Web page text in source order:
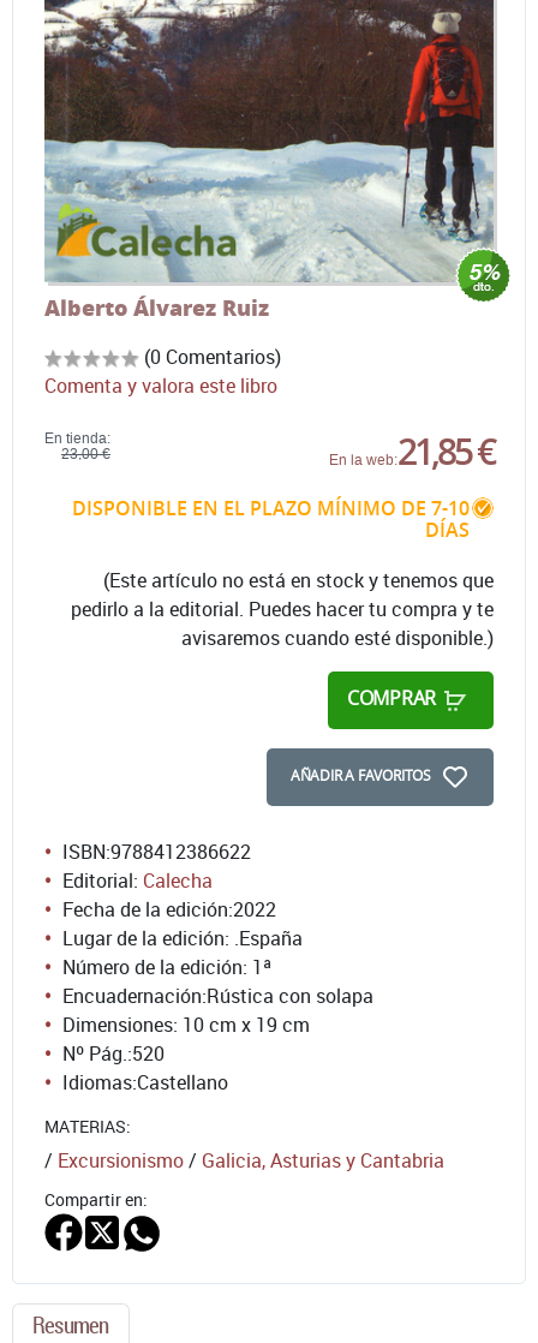
Alberto Álvarez Ruiz
(0 Comentarios)
Comenta y valora este libro
En tienda:
23,00 €
En la web:21,85 €
DISPONIBLE EN EL PLAZO MÍNIMO DE 7-10
DÍAS
(Este artículo no está en stock y tenemos que
pedirlo a la editorial. Puedes hacer tu compra y te
avisaremos cuando esté disponible.)
COMPRAR
AÑADIR A FAVORITOS
ISBN:9788412386622
Editorial: Calecha
Fecha de la edición:2022
Lugar de la edición: .España
Número de la edición: 1ª
Encuadernación:Rústica con solapa
Dimensiones: 10 cm x 19 cm
Nº Pág.:520
Idiomas:Castellano
MATERIAS:
/ Excursionismo/ Galicia, Asturias y Cantabria
Compartir en:
Resumen